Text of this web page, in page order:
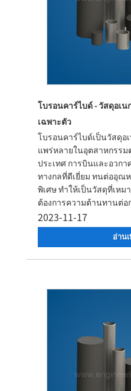
โบรอนคาร์ไบด์ - วัสดุอเ
เฉพาะตัว
โบรอนคาร์ไบด์เป็นวัสดุอ
แพร่หลายในอุตสาหกรรม
ประเทศ การบินและอวก
ทางกลที่ดีเยี่ยม ทนต่ออุณ
พิเศษ ทำให้เป็นวัสดุที่เห
ต้องการความต้านทานต่
2023-11-17
อ่าน